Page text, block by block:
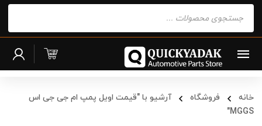
search
خانه فروشگاه
آرشیو با "قیمت اویل پمپ ام جی جی اس
MGGS"